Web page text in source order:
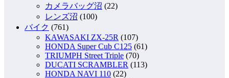
カメラバッグ沼 (22)
レンズ沼 (100)
バイク (761)
KAWASAKI ZX-25R (107)
HONDA Super Cub C125 (61)
TRIUMPH Street Triple (70)
DUCATI SCRAMBLER (113)
HONDA NAVI 110 (22)